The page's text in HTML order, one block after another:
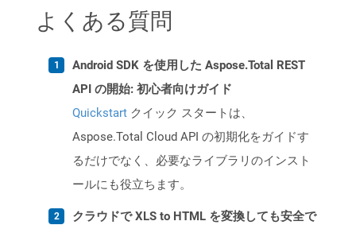
よくある質問
Android SDK を使用した Aspose.Total REST
API の開始: 初心者向けガイド
Quickstart クイック スタートは、
Aspose.Total Cloud API の初期化をガイドす
るだけでなく、必要なライブラリのインスト
ールにも役立ちます。
クラウドで XLS to HTML を変換しても安全で